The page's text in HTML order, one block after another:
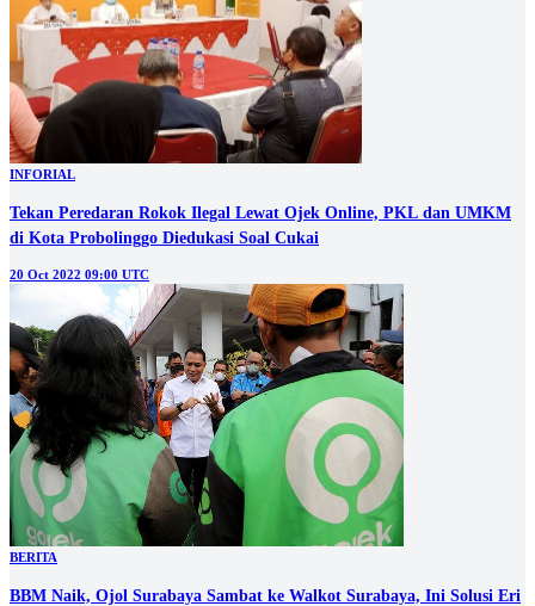
INFORIAL
Tekan Peredaran Rokok Ilegal Lewat Ojek Online, PKL dan UMKM
di Kota Probolinggo Diedukasi Soal Cukai
20 Oct 2022 09:00 UTC
BERITA
BBM Naik, Ojol Surabaya Sambat ke Walkot Surabaya, Ini Solusi Eri